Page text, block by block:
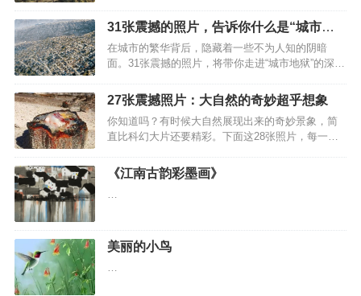
莉（1892-1970 年）和珍妮·多莉（1892-1941
年），她们被称为多莉姐妹，是匈牙利裔美国同卵
秘。1. “魔鬼塔”矗立在美国的大地之上，像是一个巨
型的树桩破土而出，奇特的形态让人叹为观止。2.
日常生活中平凡无比的水龙头，谁曾想其内部竟然
蕴藏了如此众多的小零件，仿佛昭示着简单背后的
复杂。3. 那一艘还在造船厂中建造的邮轮，庞大的
身躯已经初现端倪，让人不禁想象造船厂的规模有
前所未有的近距离照片，揭示了这颗星球…
31张震撼的照片，告诉你什么是“城市地
狱”
在城市的繁华背后，隐藏着一些不为人知的阴暗
面。31张震撼的照片，将带你走进“城市地狱”的深
们一起探索，这些照片背后的故事。1. 墨西哥城，
这片混凝土的海洋，无情地吞噬着丘陵和山谷，即
使是自然的地形也无法阻挡这座西半球人口最多的
城市的扩张步伐。2. 从另一个视角审视孟买，你会
发现这里存在着天壤之别，一边是天堂，一边是地
狱。3. 曾经，这些房屋拥有迷人的海景，然而如
入云的摩天大楼与摇摇欲坠的危旧楼房…
27张震撼照片：大自然的奇妙超乎想象
你知道吗？有时候大自然展现出来的奇妙景象，简
直比科幻大片还要精彩。下面这28张照片，每一个
面，简直太不可思议了！第1张：亚利桑那州的石化
玛瑙树干，简直是大自然的宝石级作品！第2张：冰
岛的玄武岩大峡谷，壮观得让人目瞪口呆。第3张：
工。第4张：意大利的罗纳河和阿尔维河相遇，简直
是水的浪漫邂逅。第5张：沙特阿拉伯沙漠里的神秘
张：阿尔及利亚沙漠的蘑菇岩，看起来就像是违…
《江南古韵彩墨画》
美丽的小鸟